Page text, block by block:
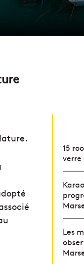
15
Les